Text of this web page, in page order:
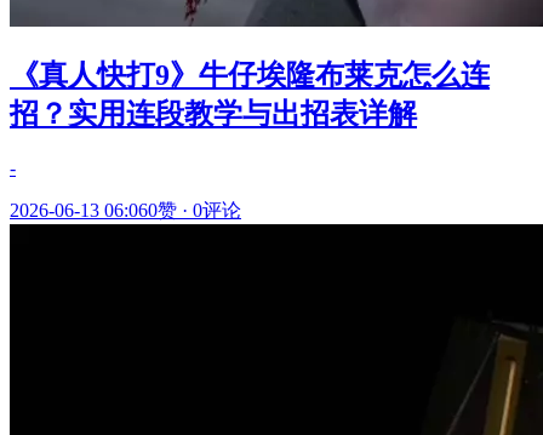
《真人快打9》牛仔埃隆布莱克怎么连
招？实用连段教学与出招表详解
-
2026-06-13 06:060赞 · 0评论